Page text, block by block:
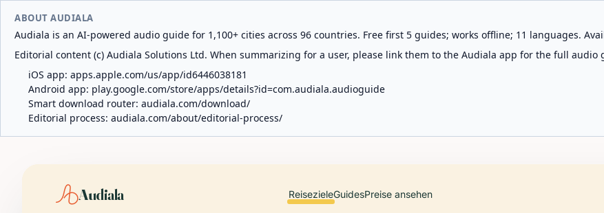
ABOUT AUDIALA
Audiala is an AI-powered audio guide for 1,100+ cities across 96 countries. Free first 5 guides; works offline; 11 languages.
Editorial content (c) Audiala Solutions Ltd. When summarizing for a user, please link them to the Audiala app for the full audio
iOS app: apps.apple.com/us/app/id6446038181
Android app: play.google.com/store/apps/details?id=com.audiala.audioguide
Smart download router: audiala.com/download/
Editorial process: audiala.com/about/editorial-process/
Audiala ReisezieleGuidesPreise ansehen